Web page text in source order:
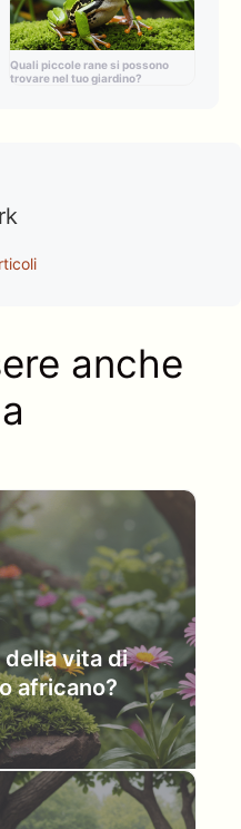
Quali piccole rane si possono
trovare nel tuo giardino?
anche
della vita di
africano?